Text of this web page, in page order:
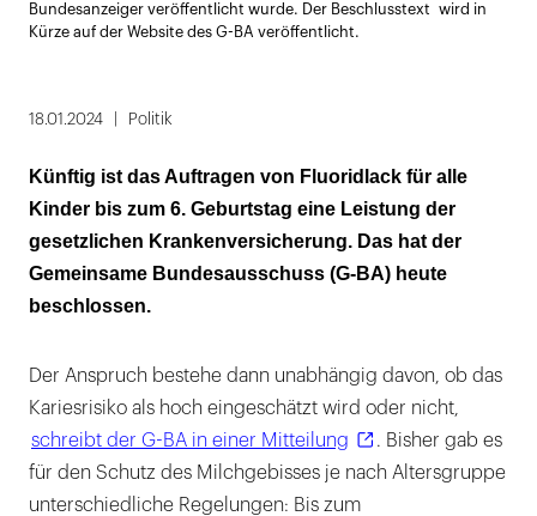
Bundesanzeiger veröffentlicht wurde. Der Beschlusstext wird in
Kürze auf der Website des G-BA veröffentlicht.
18.01.2024 Politik
Künftig ist das Auftragen von Fluoridlack für alle
Kinder bis zum 6. Geburtstag eine Leistung der
gesetzlichen Krankenversicherung. Das hat der
Gemeinsame Bundesausschuss (G-BA) heute
beschlossen.
Der Anspruch bestehe dann unabhängig davon, ob das
Kariesrisiko als hoch eingeschätzt wird oder nicht,
schreibt der G-BA in einer Mitteilung
. Bisher gab es
für den Schutz des Milchgebisses je nach Altersgruppe
unterschiedliche Regelungen: Bis zum